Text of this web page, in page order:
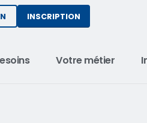
INSCRIPTION
Votre métier